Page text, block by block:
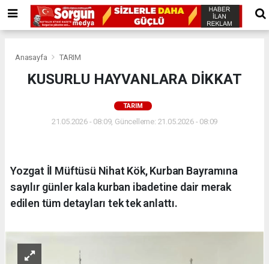
Anasayfa TARIM
KUSURLU HAYVANLARA DİKKAT
TARIM
21.05.2026 - 08:09, Güncelleme: 21.05.2026 - 08:09
Yozgat İl Müftüsü Nihat Kök, Kurban Bayramına
sayılır günler kala kurban ibadetine dair merak
edilen tüm detayları tek tek anlattı.